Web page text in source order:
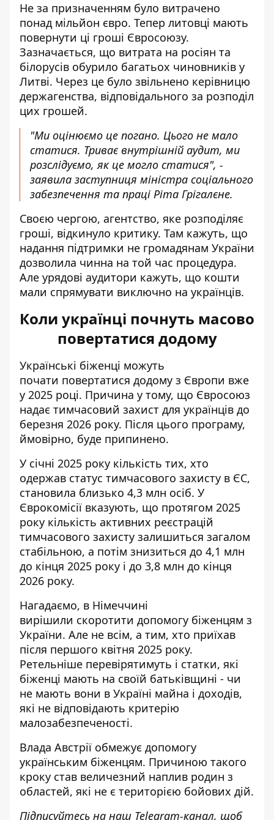
Не за призначенням було витрачено
понад мільйон євро. Тепер литовці мають
повернути ці гроші Євросоюзу.
Зазначається, що витрата на росіян та
білорусів обурило багатьох чиновників у
Литві. Через це було звільнено керівницю
держагенства, відповідального за розподіл
цих грошей.
"Ми оцінюємо це погано. Цього не мало
статися. Триває внутрішній аудит, ми
розслідуємо, як це могло статися", -
заявила заступниця міністра соціального
забезпечення та праці Ріта Грігалєне.
Своєю чергою, агентство, яке розподіляє
гроші, відкинуло критику. Там кажуть, що
надання підтримки не громадянам України
дозволила чинна на той час процедура.
Але урядові аудитори кажуть, що кошти
мали спрямувати виключно на українців.
Коли українці почнуть масово
повертатися додому
Українські біженці можуть
почати повертатися додому з Європи вже
у 2025 році. Причина у тому, що Євросоюз
надає тимчасовий захист для українців до
березня 2026 року. Після цього програму,
ймовірно, буде припинено.
У січні 2025 року кількість тих, хто
одержав статус тимчасового захисту в ЄС,
становила близько 4,3 млн осіб. У
Єврокомісії вказують, що протягом 2025
року кількість активних реєстрацій
тимчасового захисту залишиться загалом
стабільною, а потім знизиться до 4,1 млн
до кінця 2025 року і до 3,8 млн до кінця
2026 року.
Нагадаємо, в Німеччині
вирішили скоротити допомогу біженцям з
України. Але не всім, а тим, хто приїхав
після першого квітня 2025 року.
Ретельніше перевірятимуть і статки, які
біженці мають на своїй батьківщині - чи
не мають вони в Україні майна і доходів,
які не відповідають критерію
малозабезпеченості.
Влада Австрії обмежує допомогу
українським біженцям. Причиною такого
кроку став величезний наплив родин з
областей, які не є територією бойових дій.
Підписуйтесь на наш Telegram-канал, щоб